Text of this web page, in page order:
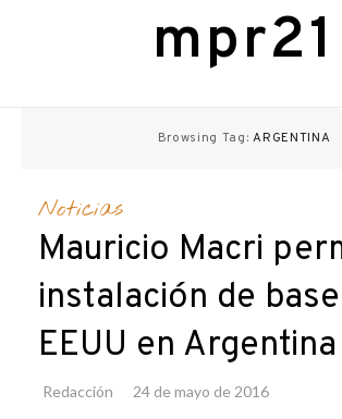
mpr21
Browsing Tag:ARGENTINA
Noticias
Mauricio Macri
instalación de
EEUU en Argentina
Redacción 24 de mayo de 2016